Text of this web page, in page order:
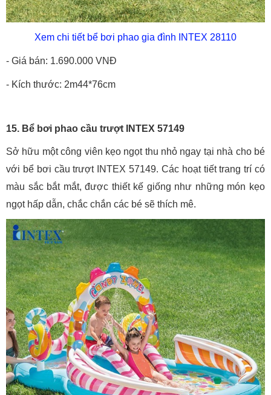
Xem chi tiết bể bơi phao gia đình INTEX 28110
- Giá bán: 1.690.000 VNĐ
- Kích thước: 2m44*76cm
15. Bể bơi phao cầu trượt INTEX 57149
Sở hữu một công viên kẹo ngọt thu nhỏ ngay tại nhà cho bé
với bể bơi cầu trượt INTEX 57149. Các hoạt tiết trang trí có
màu sắc bắt mắt, được thiết kế giống như những món kẹo
ngọt hấp dẫn, chắc chắn các bé sẽ thích mê.